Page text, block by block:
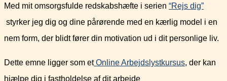
Med mit omsorgsfulde redskabshæfte i serien “Rejs dig”
styrker jeg dig og dine pårørende med en kærlig model i en
nem form, der blidt fører din motivation ud i dit personlige liv.
Dette emne ligger som etOnline Arbejdslystkursus, der kan
hjælpe dig i fastholdelse af dit arbejde